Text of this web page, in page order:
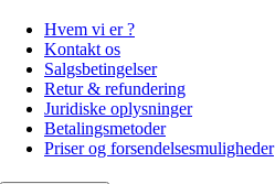
Hvem vi er ?
Kontakt os
Salgsbetingelser
Retur & refundering
Juridiske oplysninger
Betalingsmetoder
Priser og forsendelsesmuligheder